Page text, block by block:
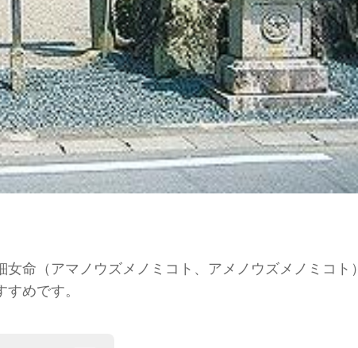
命（アマノウズメノミコト、アメノウズメノミコト）
めです。